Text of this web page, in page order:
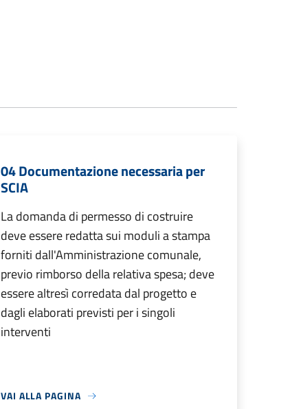
04 Documentazione necessaria per
SCIA
La domanda di permesso di costruire
deve essere redatta sui moduli a stampa
forniti dall'Amministrazione comunale,
previo rimborso della relativa spesa; deve
essere altresì corredata dal progetto e
dagli elaborati previsti per i singoli
interventi
VAI ALLA PAGINA